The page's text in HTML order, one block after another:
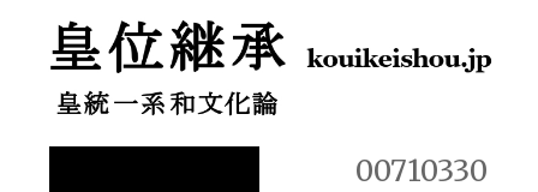
皇位継承 皇統一系和文化論
00710330